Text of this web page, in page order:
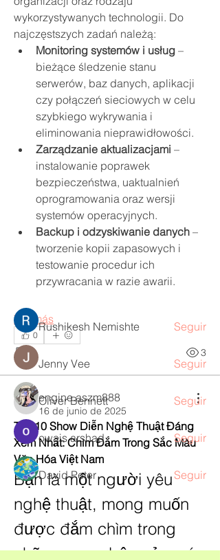
wykorzystywanych technologii. Do
najczęstszych zadań należą:
Monitoring systemów i usług –
bieżące śledzenie stanu
serwerów, baz danych, aplikacji
czy połączeń sieciowych w celu
szybkiego wykrywania i
eliminowania nieprawidłowości.
Zarządzanie aktualizacjami –
instalowanie poprawek
bezpieczeństwa, uaktualnień
oprogramowania oraz wersji
systemów operacyjnych.
Backup i odzyskiwanie danych –
tworzenie kopii zapasowych i
testowanie procedur ich
przywracania w razie awarii.
Ver más
0
0 3
engine.aszm888
engine.aszm888
16 de junio de 2025
Top 10 Show Diễn Nghệ Thuật Đáng
Xem Nhất: Chìm Đắm Trong Sắc Màu
Văn Hóa Việt Nam
Bạn là một người yêu
nghệ thuật, mong muốn
được đắm chìm trong
những cung bậc cảm xúc
Acerca de
Welcome to the group! You can
connect with other members, ge...
Leer más
Rushikesh Nemishte Seguir
Jenny Vee Seguir
Oliver Bennett Seguir
owais arshad Seguir
David Peter
Seguir
Ver todos los miembros (218)